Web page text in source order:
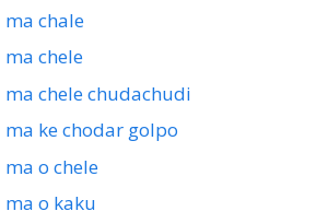
chale
chele
chele chudachudi
ke chodar golpo
o chele
o kaku